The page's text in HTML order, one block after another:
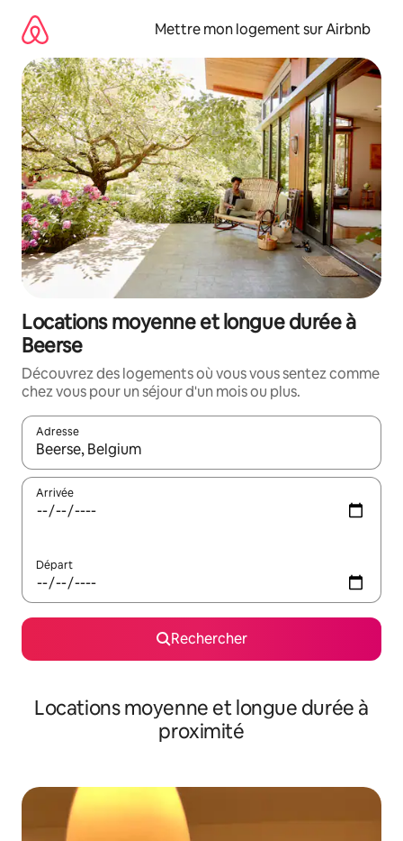
directement
contenu
Mettre mon logement sur Airbnb
Locations moyenne et longue durée à
Beerse
Découvrez des logements où vous vous sentez comme
chez vous pour un séjour d'un mois ou plus.
Adresse
Lorsque les résultats s'affichent, utilisez les flèches vers le
Arrivée
Départ
Rechercher
Locations moyenne et longue durée à
proximité